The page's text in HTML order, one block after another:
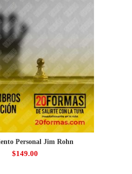
Personal Jim Rohn
$149.00